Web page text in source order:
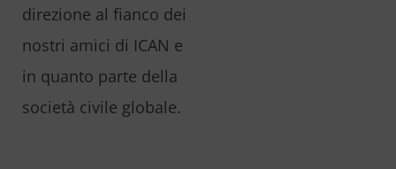
direzione al fianco dei
nostri amici di ICAN e
in quanto parte della
società civile globale.